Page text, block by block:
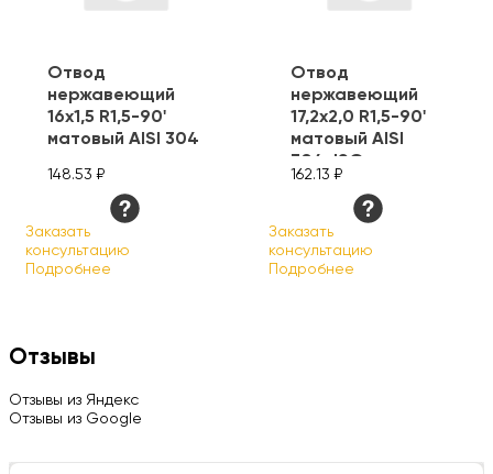
Отвод
нержавеющий
16х1,5 R1,5-90'
матовый AISI 304
148.53 ₽
Заказать
консультацию
Подробнее
Отвод
нержавеющий
17,2х2,0 R1,5-90'
матовый AISI
304, ISO
162.13 ₽
Заказать
консультацию
Подробнее
Отзывы
Отзывы из Яндекс
Отзывы из Google